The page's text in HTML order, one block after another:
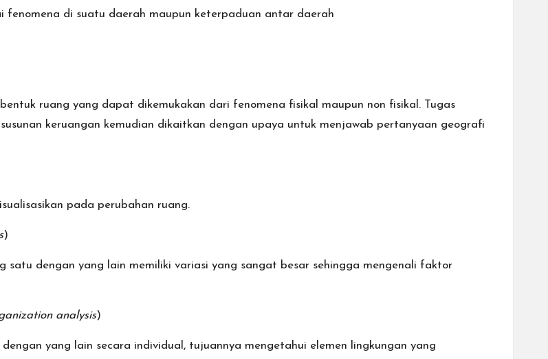
fenomena di suatu daerah maupun keterpaduan antar daerah
ruang yang dapat dikemukakan dari fenomena fisikal maupun non fisikal. Tugas
keruangan kemudian dikaitkan dengan upaya untuk menjawab pertanyaan geografi
pada perubahan ruang.
)
satu dengan yang lain memiliki variasi yang sangat besar sehingga mengenali faktor
analysis)
yang lain secara individual, tujuannya mengetahui elemen lingkungan yang